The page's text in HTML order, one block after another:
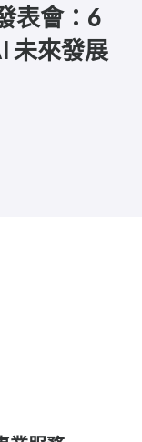
表會：6
未來發展